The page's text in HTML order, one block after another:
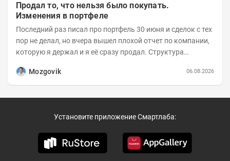
Продал то, что нельзя было покупать.
Изменения в портфеле
Последний раз писал про портфель 30 июня и сделок с тех
пор не делал, но вчера вышел плохой отчет по компании,
которую я держал и я её сразу продал. Структура
Mozgovik
06.08.2026
Установите приложение Смартлаба: